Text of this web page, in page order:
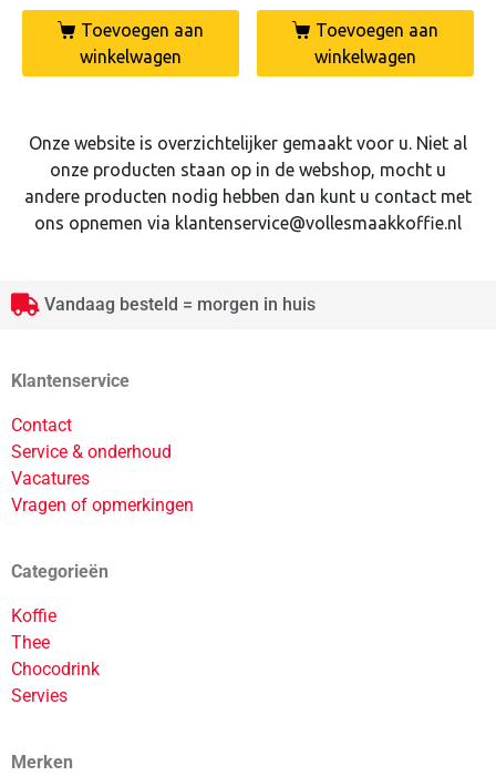
Toevoegen aan
winkelwagen
Toevoegen aan
winkelwagen
Vandaag besteld = morgen in huis
Klantenservice
Contact
Service & onderhoud
Vacatures
Vragen of opmerkingen
Categorieën
Koffie
Thee
Chocodrink
Servies
Merken